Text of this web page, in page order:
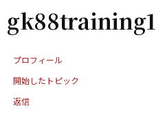
ム
gk88training1
プロフィール
開始したトピック
返信